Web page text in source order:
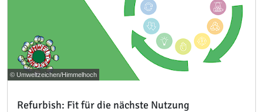
© Umweltzeichen/Himmelhoch
Refurbish: Fit für die nächste Nutzung